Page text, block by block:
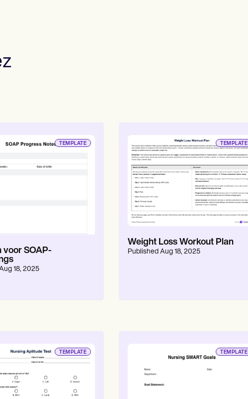
TEMPLATE
voor SOAP-
18, 2025
TEMPLATE
Weight Loss Workout Plan
Published Aug 18, 2025
TEMPLATE TEMPLATE